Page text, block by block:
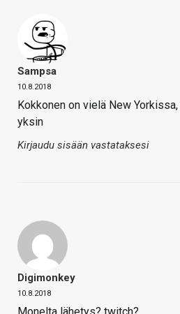
Sampsa
10.8.2018
Kokkonen on vielä New
yksin
Kirjaudu sisään vastataksesi
Digimonkey
10.8.2018